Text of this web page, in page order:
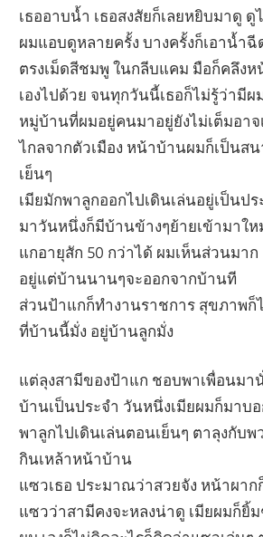
เธออาบน้ำ เธอสงสัยก็เลยหยิบมาดู ดู
ผมแอบดูหลายครั้ง บางครั้งก็เอาน้ำฉี
ตรงเม็ดสีชมพู ในกลีบแคม มือก็คลึงห
เองไปด้วย จนทุกวันนี้เธอก็ไม่รู้ว่ามีผ
หมู่บ้านที่ผมอยู่คนมาอยู่ยังไม่เต็มอาจ
ไกลจากตัวเมือง หน้าบ้านผมก็เป็นส
เย็นๆ
เมียมักพาลูกออกไปเดินเล่นอยู่เป็นปร
มาวันหนึ่งก็มีบ้านข้างๆย้ายเข้ามาให
แกอายุสัก 50 กว่าได้ ผมเห็นส่วนมาก
อยู่แต่บ้านนานๆจะออกจากบ้านที
ส่วนป้าแกก็ทำงานราชการ สุขภาพก็
ที่บ้านนี้มั่ง อยู่บ้านลูกมั่ง
แต่ลุงสามีของป้าแก ชอบพาเพื่อนมา
บ้านเป็นประจำ วันหนึ่งเมียผมก็มาบ
พาลูกไปเดินเล่นตอนเย็นๆ ตาลุงกับ
กินเหล้าหน้าบ้าน
แซวเธอ ประมาณว่าสวยจัง หน้าผาก
แซวว่าสามีคงจะหลงน่าดู เมียผมก็ยิ้